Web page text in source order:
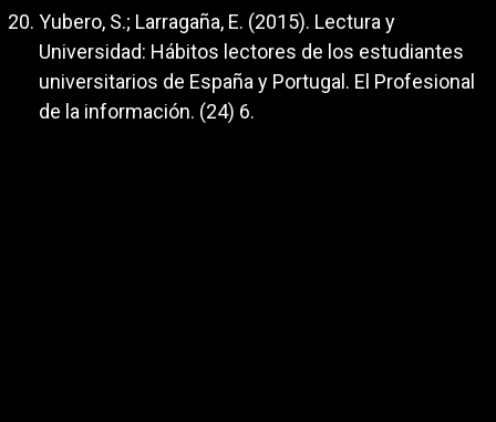
Yubero, S.; Larragaña, E. (2015). Lectura y
Universidad: Hábitos lectores de los estudiantes
universitarios de España y Portugal. El Profesional
de la información. (24) 6.